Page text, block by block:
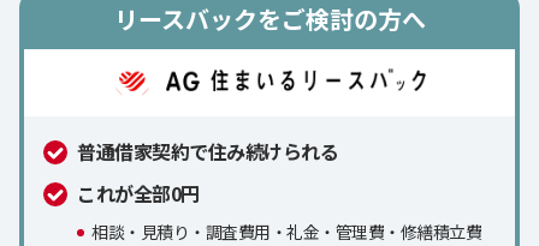
リースバックをご検討の方へ
普通借家契約で住み続けられる
これが全部0円
相談・見積り・調査費用・礼金・管理費・修繕積立費